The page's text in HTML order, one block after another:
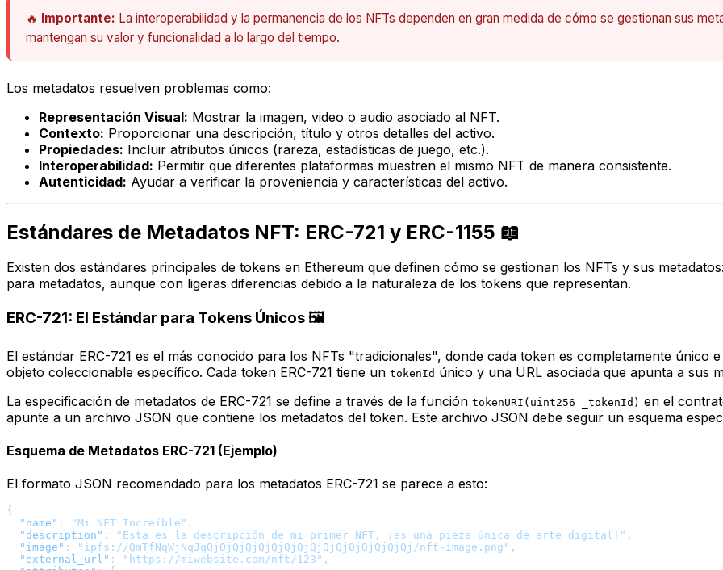
🔥 Importante: La interoperabilidad y la permanencia de los NFTs dependen en gran medida de cómo se gestionan sus
mantengan su valor y funcionalidad a lo largo del tiempo.
Los metadatos resuelven problemas como:
Representación Visual: Mostrar la imagen, video o audio asociado al NFT.
Contexto: Proporcionar una descripción, título y otros detalles del activo.
Propiedades: Incluir atributos únicos (rareza, estadísticas de juego, etc.).
Interoperabilidad: Permitir que diferentes plataformas muestren el mismo NFT de manera consistente.
Autenticidad: Ayudar a verificar la proveniencia y características del activo.
Estándares de Metadatos NFT: ERC-721 y ERC-1155 📖
Existen dos estándares principales de tokens en Ethereum que definen cómo se gestionan los NFTs y sus
para metadatos, aunque con ligeras diferencias debido a la naturaleza de los tokens que representan.
ERC-721: El Estándar para Tokens Únicos 🖼️
El estándar ERC-721 es el más conocido para los NFTs "tradicionales", donde cada token es completamente único
objeto coleccionable específico. Cada token ERC-721 tiene un tokenId único y una URL asociada que apunta a sus
La especificación de metadatos de ERC-721 se define a través de la función tokenURI(uint256 _tokenId) en el
apunte a un archivo JSON que contiene los metadatos del token. Este archivo JSON debe seguir un esquema
Esquema de Metadatos ERC-721 (Ejemplo)
El formato JSON recomendado para los metadatos ERC-721 se parece a esto:
{
"name" : "Mi NFT Increíble" ,
"description" : "Esta es la descripción de mi primer NFT, ¡es una pieza única de arte digital!" ,
"image" : "ipfs://QmTfNqWjNqJqQjQjQjQjQjQjQjQjQjQjQjQjQjQjQjQj/nft-image.png" ,
"external_url" : "https://miwebsite.com/nft/123" ,